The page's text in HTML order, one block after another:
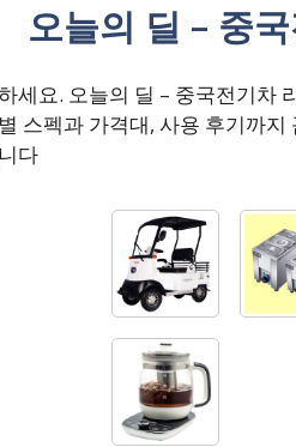
오늘의 딜 – 중
세요. 오늘의 딜 – 중국전기차
스펙과 가격대, 사용 후기까
다